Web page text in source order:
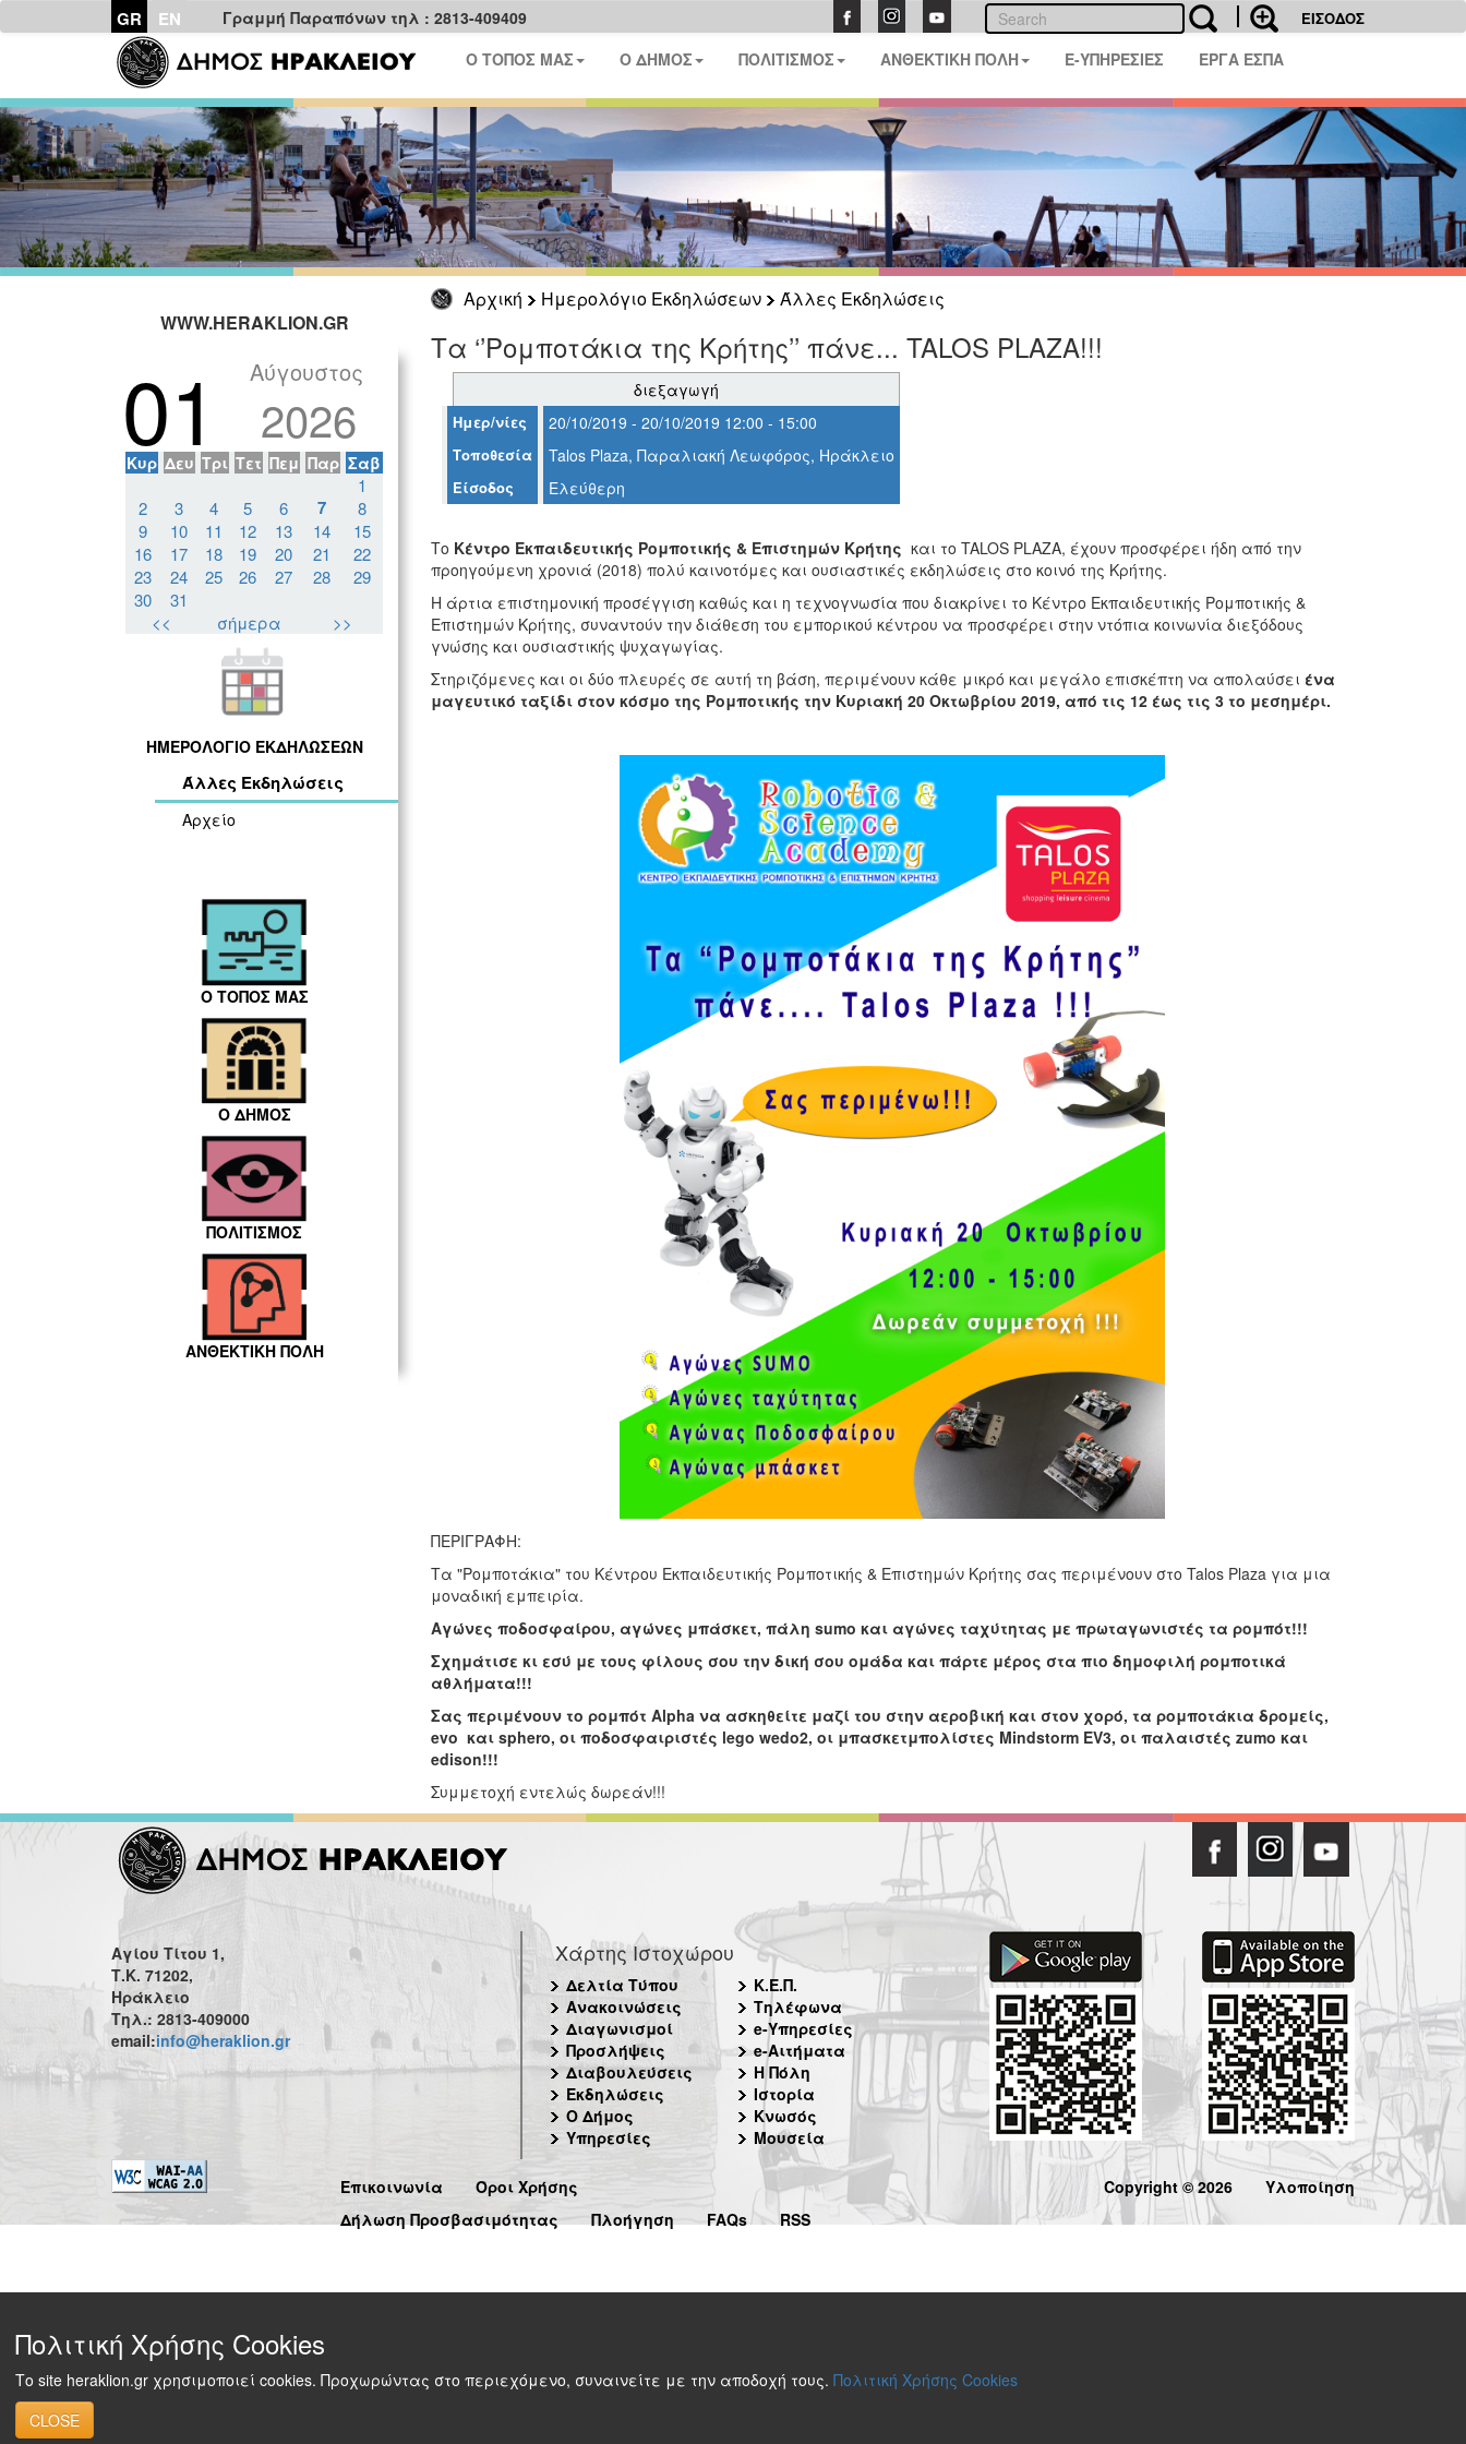
GR EN Γραμμή Παραπόνων τηλ : 2813-409409 ΕΙΣΟΔΟΣ
Ο ΤΟΠΟΣ ΜΑΣ Ο ΔΗΜΟΣ ΠΟΛΙΤΙΣΜΟΣ ΑΝΘΕΚΤΙΚΗ ΠΟΛΗ E-ΥΠΗΡΕΣΙΕΣ ΕΡΓΑ ΕΣΠΑ
Αρχική Ημερολόγιο Εκδηλώσεων
Άλλες Εκδηλώσεις
WWW.HERAKLION.GR
01 Αύγουστος
2026
Κυρ Δευ Τρι Τετ Πεμ Παρ Σαβ
1
2
3 4 5 6 7
8
9
10 11 12 13 14
15
16
17 18 19 20 21
22
23
24 25 26 27 28
29
30
31
<<
σήμερα >>
ΗΜΕΡΟΛΟΓΙΟ ΕΚΔΗΛΩΣΕΩΝ
Άλλες Εκδηλώσεις
Αρχείο
Ο ΤΟΠΟΣ ΜΑΣ
Ο ΔΗΜΟΣ
ΠΟΛΙΤΙΣΜΟΣ
ΑΝΘΕΚΤΙΚΗ ΠΟΛΗ
Τα ‘’Ρομποτάκια της Κρήτης’’ πάνε... TALOS PLAZA!!!
διεξαγωγή
Ημερ/νίες 20/10/2019 - 20/10/2019 12:00 - 15:00
Τοποθεσία Talos Plaza, Παραλιακή Λεωφόρος, Ηράκλειο
Είσοδος Ελεύθερη
Το Κέντρο Εκπαιδευτικής Ρομποτικής & Επιστημών Κρήτης και το TALOS PLAZA, έχουν προσφέρει ήδη από την
προηγούμενη χρονιά (2018) πολύ καινοτόμες και ουσιαστικές εκδηλώσεις στο κοινό της Κρήτης.
Η άρτια επιστημονική προσέγγιση καθώς και η τεχνογνωσία που διακρίνει το Κέντρο Εκπαιδευτικής Ρομποτικής &
Επιστημών Κρήτης, συναντούν την διάθεση του εμπορικού κέντρου να προσφέρει στην ντόπια κοινωνία διεξόδους
γνώσης και ουσιαστικής ψυχαγωγίας.
Στηριζόμενες και οι δύο πλευρές σε αυτή τη βάση, περιμένουν κάθε μικρό και μεγάλο επισκέπτη να απολαύσει ένα
μαγευτικό ταξίδι στον κόσμο της Ρομποτικής την Κυριακή 20 Οκτωβρίου 2019, από τις 12 έως τις 3 το μεσημέρι.
ΠΕΡΙΓΡΑΦΗ:
Τα "Ρομποτάκια" του Κέντρου Εκπαιδευτικής Ρομποτικής & Επιστημών Κρήτης σας περιμένουν στο Talos Plaza για μια
μοναδική εμπειρία.
Αγώνες ποδοσφαίρου, αγώνες μπάσκετ, πάλη sumo και αγώνες ταχύτητας με πρωταγωνιστές τα ρομπότ!!!
Σχημάτισε κι εσύ με τους φίλους σου την δική σου ομάδα και πάρτε μέρος στα πιο δημοφιλή ρομποτικά
αθλήματα!!!
Σας περιμένουν το ρομπότ Alpha να ασκηθείτε μαζί του στην αεροβική και στον χορό, τα ρομποτάκια δρομείς,
evo και sphero, οι ποδοσφαιριστές lego wedo2, οι μπασκετμπολίστες Mindstorm EV3, οι παλαιστές zumo και
edison!!!
Συμμετοχή εντελώς δωρεάν!!!
Αγίου Τίτου 1,
Τ.Κ. 71202,
Ηράκλειο
Τηλ.: 2813-409000
email:info@heraklion.gr
Χάρτης Ιστοχώρου
Δελτία Τύπου
Ανακοινώσεις
Διαγωνισμοί
Προσλήψεις
Διαβουλεύσεις
Εκδηλώσεις
Ο Δήμος
Υπηρεσίες
Κ.Ε.Π.
Τηλέφωνα
e-Υπηρεσίες
e-Αιτήματα
Η Πόλη
Ιστορία
Κνωσός
Μουσεία
Επικοινωνία
Όροι Χρήσης
Δήλωση Προσβασιμότητας
Πλοήγηση FAQs RSS
Copyright © 2026 Υλοποίηση
Πολιτική Χρήσης Cookies
Το site heraklion.gr χρησιμοποιεί cookies. Προχωρώντας στο περιεχόμενο, συναινείτε με την αποδοχή τους. Πολιτική Χρήσης Cookies
CLOSE